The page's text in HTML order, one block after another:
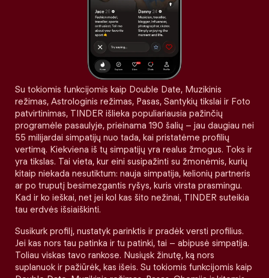
Su tokiomis funkcijomis kaip Double Date, Muzikinis
režimas, Astrologinis režimas, Pasas, Santykių tikslai ir Foto
patvirtinimas, TINDER išlieka populiariausia pažinčių
programėle pasaulyje, prieinama 190 šalių – jau daugiau nei
55 milijardai simpatijų nuo tada, kai pristatėme profilių
vertimą. Kiekviena iš tų simpatijų yra realus žmogus. Toks ir
yra tikslas. Tai vieta, kur eini susipažinti su žmonėmis, kurių
kitaip niekada nesutiktum: nauja simpatija, kelionių partneris
ar po truputį besimezgantis ryšys, kuris virsta prasmingu.
Kad ir ko ieškai, net jei kol kas šito nežinai, TINDER suteikia
tau erdvės išsiaiškinti.
Susikurk profilį, nustatyk parinktis ir pradėk versti profilius.
Jei kas nors tau patinka ir tu patinki, tai – abipusė simpatija.
Toliau viskas tavo rankose. Nusiųsk žinutę, ką nors
suplanuok ir pažiūrėk, kas išeis. Su tokiomis funkcijomis kaip